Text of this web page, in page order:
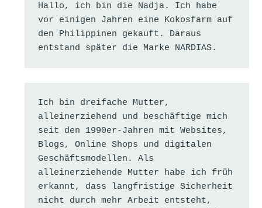
Hallo, ich bin die Nadja. Ich habe
vor einigen Jahren eine Kokosfarm auf
den Philippinen gekauft. Daraus
entstand später die Marke NARDIAS.
Ich bin dreifache Mutter,
alleinerziehend und beschäftige mich
seit den 1990er-Jahren mit Websites,
Blogs, Online Shops und digitalen
Geschäftsmodellen. Als
alleinerziehende Mutter habe ich früh
erkannt, dass langfristige Sicherheit
nicht durch mehr Arbeit entsteht,